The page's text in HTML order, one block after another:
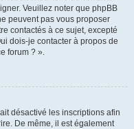
Veuillez noter que phpBB
peuvent pas vous proposer
contactés à ce sujet, excepté
dois-je contacter à propos de
forum ? ».
désactivé les inscriptions afin
De même, il est également